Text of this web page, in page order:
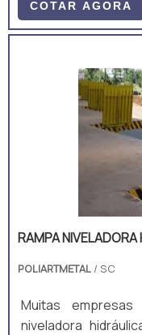
2m; Ajuste de altura padrão: Manual,
mecânico, por manivela;
carbono A36,
laminados U, I e
um monobloco,
soldagem MIG/MAG. • Acompanha:
ART de Projeto
Manual técnico;
COTAR AGORA
RAMPA NIVELADORA
POLIARTMETAL / SC
Muitas
niveladora